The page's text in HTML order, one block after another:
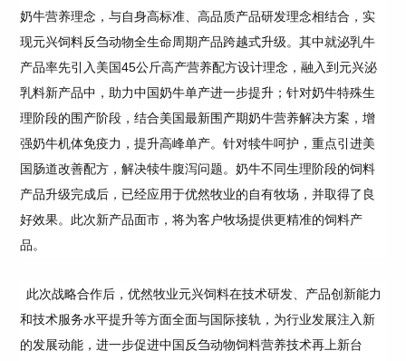
奶牛营养理念，与自身高标准、高品质产品研发理念相结合，实
现元兴饲料反刍动物全生命周期产品跨越式升级。其中就泌乳牛
产品率先引入美国45公斤高产营养配方设计理念，融入到元兴泌
乳料新产品中，助力中国奶牛单产进一步提升；针对奶牛特殊生
理阶段的围产阶段，结合美国最新围产期奶牛营养解决方案，增
强奶牛机体免疫力，提升高峰单产。针对犊牛呵护，重点引进美
国肠道改善配方，解决犊牛腹泻问题。奶牛不同生理阶段的饲料
产品升级完成后，已经应用于优然牧业的自有牧场，并取得了良
好效果。此次新产品面市，将为客户牧场提供更精准的饲料产
品。
此次战略合作后，优然牧业元兴饲料在技术研发、产品创新能力
和技术服务水平提升等方面全面与国际接轨，为行业发展注入新
的发展动能，进一步促进中国反刍动物饲料营养技术再上新台